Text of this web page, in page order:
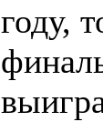
году,